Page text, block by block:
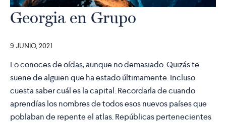
Georgia en Grupo
9 JUNIO, 2021
Lo conoces de oídas, aunque no demasiado. Quizás te
suene de alguien que ha estado últimamente. Incluso
cuesta saber cuál es la capital. Recordarla de cuando
aprendías los nombres de todos esos nuevos países que
poblaban de repente el atlas. Repúblicas pertenecientes